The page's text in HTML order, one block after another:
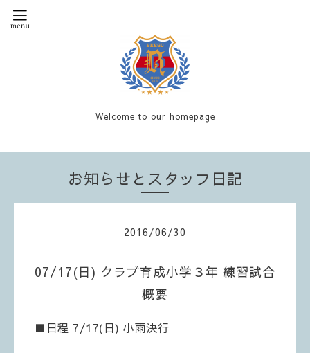
Welcome to our homepage
お知らせとスタッフ日記
2016/06/30
07/17(日) クラブ育成小学３年 練習試合
概要
■日程 7/17(日) 小雨決行